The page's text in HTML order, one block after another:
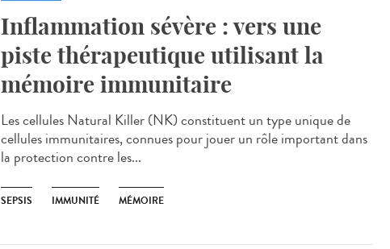
Inflammation sévère : vers une
piste thérapeutique utilisant la
mémoire immunitaire
Les cellules Natural Killer (NK) constituent un type unique de
cellules immunitaires, connues pour jouer un rôle important dans
la protection contre les...
SEPSIS IMMUNITÉ MÉMOIRE